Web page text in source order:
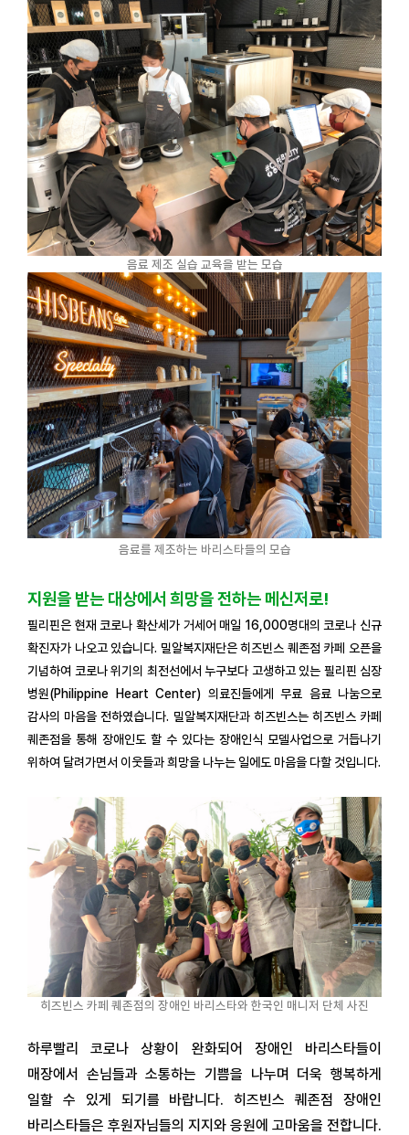
음료 제조 실습 교육을 받는 모습
음료를 제조하는 바리스타들의 모습
지원을 받는 대상에서 희망을 전하는 메신저로!
필리핀은 현재 코로나 확산세가 거세어 매일 16,000명대의 코로나 신규
확진자가 나오고 있습니다. 밀알복지재단은 히즈빈스 퀘존점 카페 오픈을
기념하여 코로나 위기의 최전선에서 누구보다 고생하고 있는 필리핀 심장
병원(Philippine Heart Center) 의료진들에게 무료 음료 나눔으로
감사의 마음을 전하였습니다. 밀알복지재단과 히즈빈스는 히즈빈스 카페
퀘존점을 통해 장애인도 할 수 있다는 장애인식 모델사업으로 거듭나기
위하여 달려가면서 이웃들과 희망을 나누는 일에도 마음을 다할 것입니다.
히즈빈스 카페 퀘존점의 장애인 바리스타와 한국인 매니저 단체 사진
하루빨리 코로나 상황이 완화되어 장애인 바리스타들이
매장에서 손님들과 소통하는 기쁨을 나누며 더욱 행복하게
일할 수 있게 되기를 바랍니다. 히즈빈스 퀘존점 장애인
바리스타들은 후원자님들의 지지와 응원에 고마움을 전합니다.